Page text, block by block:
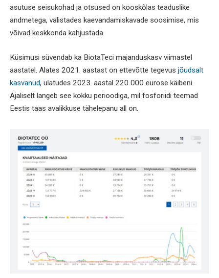
asutuse seisukohad ja otsused on kooskõlas teaduslike
andmetega, välistades kaevandamiskavade soosimise, mis
võivad keskkonda kahjustada.
Küsimusi süvendab ka BiotaTeci majanduskasv viimastel
aastatel. Alates 2021. aastast on ettevõtte tegevus jõudsalt
kasvanud, ulatudes 2023. aastal 220 000 eurose käibeni.
Ajaliselt langeb see kokku perioodiga, mil fosforiidi teemad
Eestis taas avalikkuse tähelepanu all on.